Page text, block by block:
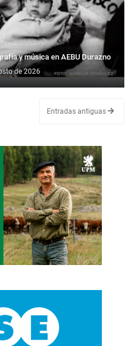
y música en AEBU Durazno
de 2026
Entradas antiguas